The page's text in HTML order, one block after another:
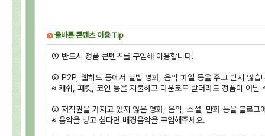
올바른 콘텐츠 이용 Tip
① 반드시 정품 콘텐츠를 구입해 이용합니다.
② P2P, 웹하드 등에서 불법 영화, 음악 파일 등을 주고 받지 않습
※ 캐쉬, 패킷, 코인 등을 지불하고 다운로드 받더라도 정품이 아닐
③ 저작권을 가지고 있지 않은 영화, 음악, 소설, 만화 등을 블로그
※ 음악을 넣고 싶다면 배경음악을 구입해주세요.